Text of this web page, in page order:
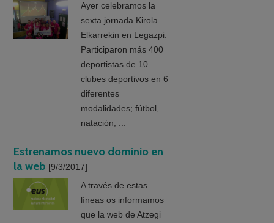
Ayer celebramos la
sexta jornada Kirola
Elkarrekin en Legazpi.
Participaron más 400
deportistas de 10
clubes deportivos en 6
diferentes
modalidades; fútbol,
natación, ...
Estrenamos nuevo dominio en
la web [9/3/2017]
A través de estas
líneas os informamos
que la web de Atzegi